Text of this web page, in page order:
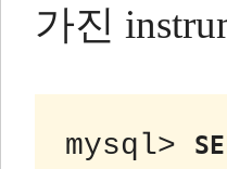
가진
mysql>